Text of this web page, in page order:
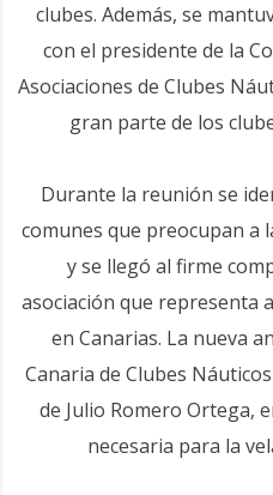
clubes. Además, se
con el presidente de la
Asociaciones de Clubes
gran parte de los
Durante la reunión se
comunes que preocupan a
y se llegó al firme
asociación que representa
en Canarias. La nueva
Canaria de Clubes
de Julio Romero Ortega,
necesaria para la